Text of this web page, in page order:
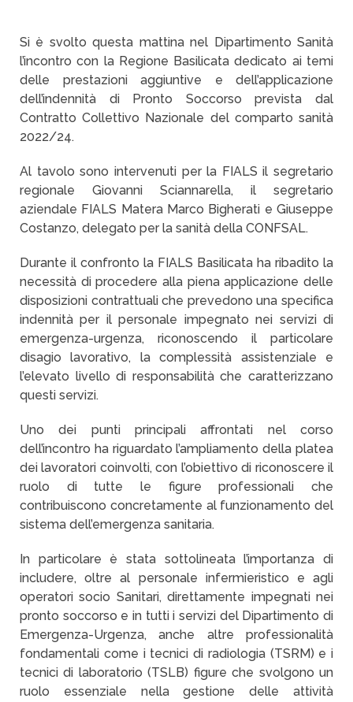
Si è svolto questa mattina nel Dipartimento Sanità
l’incontro con la Regione Basilicata dedicato ai temi
delle prestazioni aggiuntive e dell’applicazione
dell’indennità di Pronto Soccorso prevista dal
Contratto Collettivo Nazionale del comparto sanità
2022/24.
Al tavolo sono intervenuti per la FIALS il segretario
regionale Giovanni Sciannarella, il segretario
aziendale FIALS Matera Marco Bigherati e Giuseppe
Costanzo, delegato per la sanità della CONFSAL.
Durante il confronto la FIALS Basilicata ha ribadito la
necessità di procedere alla piena applicazione delle
disposizioni contrattuali che prevedono una specifica
indennità per il personale impegnato nei servizi di
emergenza-urgenza, riconoscendo il particolare
disagio lavorativo, la complessità assistenziale e
l’elevato livello di responsabilità che caratterizzano
questi servizi.
Uno dei punti principali affrontati nel corso
dell’incontro ha riguardato l’ampliamento della platea
dei lavoratori coinvolti, con l’obiettivo di riconoscere il
ruolo di tutte le figure professionali che
contribuiscono concretamente al funzionamento del
sistema dell’emergenza sanitaria.
In particolare è stata sottolineata l’importanza di
includere, oltre al personale infermieristico e agli
operatori socio Sanitari, direttamente impegnati nei
pronto soccorso e in tutti i servizi del Dipartimento di
Emergenza-Urgenza, anche altre professionalità
fondamentali come i tecnici di radiologia (TSRM) e i
tecnici di laboratorio (TSLB) figure che svolgono un
ruolo essenziale nella gestione delle attività